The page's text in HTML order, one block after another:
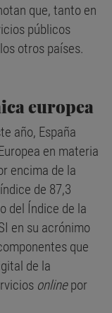
que, tanto en
públicos
otros países.
europea
año, España
en materia
encima de la
de 87,3
del Índice de la
en su acrónimo
que
de la
onlinepor